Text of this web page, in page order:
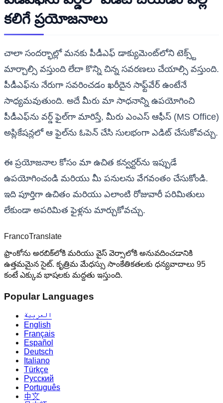
కలిగే ప్రయోజనాలు
చాలా సందర్భాల్లో మనకు పీడీఎఫ్ డాక్యుమెంట్‌లోని టెక్స్ట్
మార్చాల్సి వస్తుంది లేదా కొన్ని చిన్న సవరణలు చేయాల్సి వస్తుంది.
పీడీఎఫ్‌ను నేరుగా సవరించడం ఖరీదైన సాఫ్ట్‌వేర్ ఉంటేనే
సాధ్యమవుతుంది. అదే మీరు మా సాధనాన్ని ఉపయోగించి
పీడీఎఫ్‌ను వర్డ్ ఫైల్‌గా మారిస్తే, మీరు ఎంఎస్ ఆఫీస్ (MS Office)
అప్లికేషన్లలో ఆ ఫైల్‌ను ఓపెన్ చేసి సులభంగా ఎడిట్ చేసుకోవచ్చు.
ఈ ప్రయోజనాల కోసం మా ఉచిత కన్వర్టర్‌ను ఇప్పుడే
ఉపయోగించండి మరియు మీ పనులను వేగవంతం చేసుకోండి.
ఇది పూర్తిగా ఉచితం మరియు ఎలాంటి రోజువారీ పరిమితులు
లేకుండా అపరిమిత ఫైళ్లను మార్చుకోవచ్చు.
FrancoTranslate
ఫ్రాంకోను అరబిక్‌లోకి మరియు వైస్ వెర్సాలోకి అనువదించడానికి
ఉత్తమమైన సైట్. కృత్రిమ మేధస్సు సాంకేతికతలకు ధన్యవాదాలు 95
కంటే ఎక్కువ భాషలకు మద్దతు ఇస్తుంది.
Popular Languages
العربية
English
Français
Español
Deutsch
Italiano
Türkçe
Русский
Português
中文